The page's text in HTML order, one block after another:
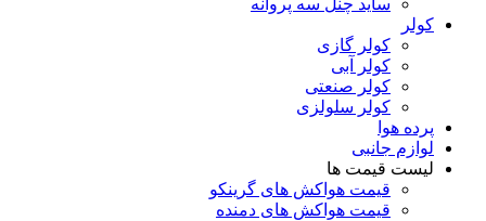
ساید چنل سه پروانه
کولر
کولر گازی
کولر آبی
کولر صنعتی
کولر سلولزی
پرده هوا
لوازم جانبی
لیست قیمت ها
قیمت هواکش های گرینکو
قیمت هواکش های دمنده